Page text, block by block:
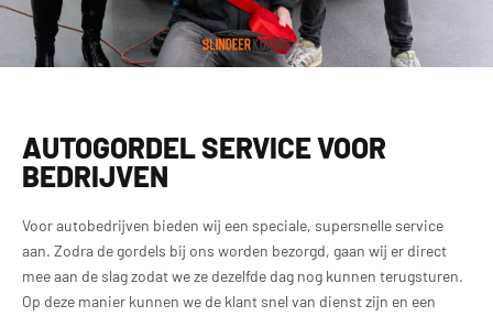
AUTOGORDEL SERVICE VOOR
BEDRIJVEN
Voor autobedrijven bieden wij een speciale, supersnelle service
aan. Zodra de gordels bij ons worden bezorgd, gaan wij er direct
mee aan de slag zodat we ze dezelfde dag nog kunnen terugsturen.
Op deze manier kunnen we de klant snel van dienst zijn en een